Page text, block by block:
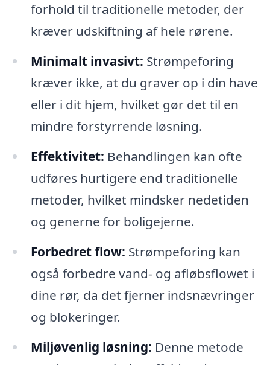
forhold til traditionelle metoder, der
kræver udskiftning af hele rørene.
Minimalt invasivt: Strømpeforing
kræver ikke, at du graver op i din have
eller i dit hjem, hvilket gør det til en
mindre forstyrrende løsning.
Effektivitet: Behandlingen kan ofte
udføres hurtigere end traditionelle
metoder, hvilket mindsker nedetiden
og generne for boligejerne.
Forbedret flow: Strømpeforing kan
også forbedre vand- og afløbsflowet i
dine rør, da det fjerner indsnævringer
og blokeringer.
Miljøvenlig løsning: Denne metode